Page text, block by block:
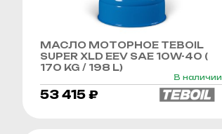
МАСЛО МОТОРНОЕ TEBOIL
SUPER XLD EEV SAE 10W-40 (
170 KG / 198 L)
В наличии
53 415 ₽